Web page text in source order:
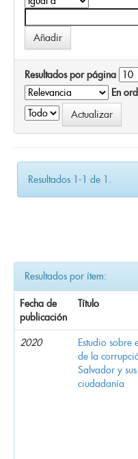
Resultados por página
En
Resultados 1-1 de 1.
Resultados por ítem:
Fecha de
publicación
Título
2020
Estudio sobre
de la
Salvador y
ciudadanía